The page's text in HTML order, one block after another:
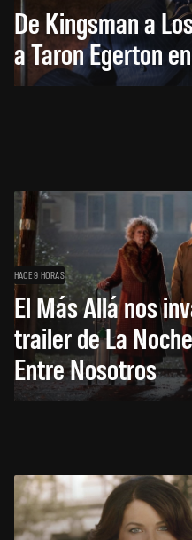
De Kingsman a
a Taron Egerton
HACE 9 HORAS
El Más Allá nos
trailer de La
Entre Nosotros